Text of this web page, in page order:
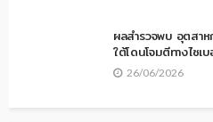
ผลสำรวจพบ อุตสาห
ใต้โดนโจมตีทางไซเ
26/06/2026